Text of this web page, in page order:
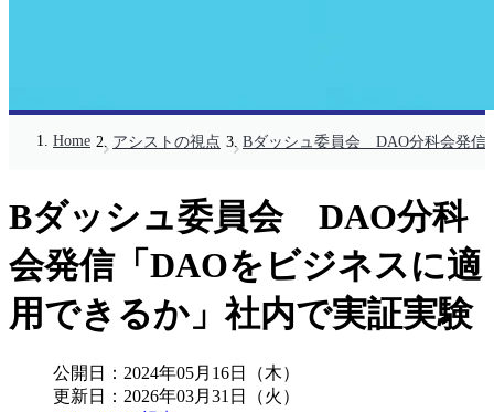
Home アシストの視点 Bダッシュ委員会 DAO分科会発信
Bダッシュ委員会 DAO分科
会発信「DAOをビジネスに適
用できるか」社内で実証実験
公開日： 2024年05月16日（木）
更新日： 2026年03月31日（火）